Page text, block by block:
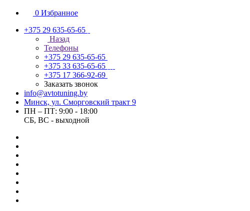
0 Избранное
+375 29 635-65-65
Назад
Телефоны
+375 29 635-65-65
+375 33 635-65-65
+375 17 366-92-69
Заказать звонок
info@avtotuning.by
Минск, ул. Сморговский тракт 9
ПН – ПТ: 9:00 - 18:00
СБ, ВС - выходной